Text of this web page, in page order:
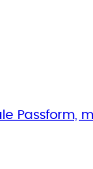
Passform,